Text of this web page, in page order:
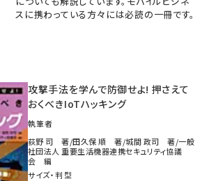
スに携わっている方々には必読の一冊です。
攻撃手法を学んで防御せよ! 押さえて
おくべきIoTハッキング
執筆者
荻野 司 著/田久保 順 著/城間 政司 著/一般
社団法人 重要生活機器連携セキュリティ協議
会 編
サイズ・判型